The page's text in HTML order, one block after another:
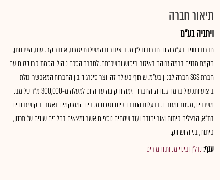
תיאור חברה
ויתניה בע"מ
חברת ויתניה בע"מ הינה חברת נדל"ן מניב ציבורית המשלבת יזמות, איתור קרקעות, השבחתן,
הקמת מבנים ברמה גבוהה באיזורי ביקוש והשכרתם. לחברה הסכם ניהול והקמת פרויקטים עם
חברת SGS חברה לבניין בע"מ. שיתוף פעולה זה יוצר סינרגיה בין החברות המאפשר יכולת
ביצוע ותפעול ברמה גבוהה. החברה יזמה והקימה עד היום למעלה מ-300,000 מ"ר של מבני
משרדים, מסחר ומגורים. בבעלות החברה כיום נכסים מניבים הממוקמים באזורי ביקוש גבוהים
בת"א, הרצליה פיתוח ואור יהודה ועוד שטחים נוספים אשר נמצאים בהליכים שונים של תכנון,
פיתוח, בנייה ושיווק.
ענף:נדל"ן ובינוי מניות והמירים